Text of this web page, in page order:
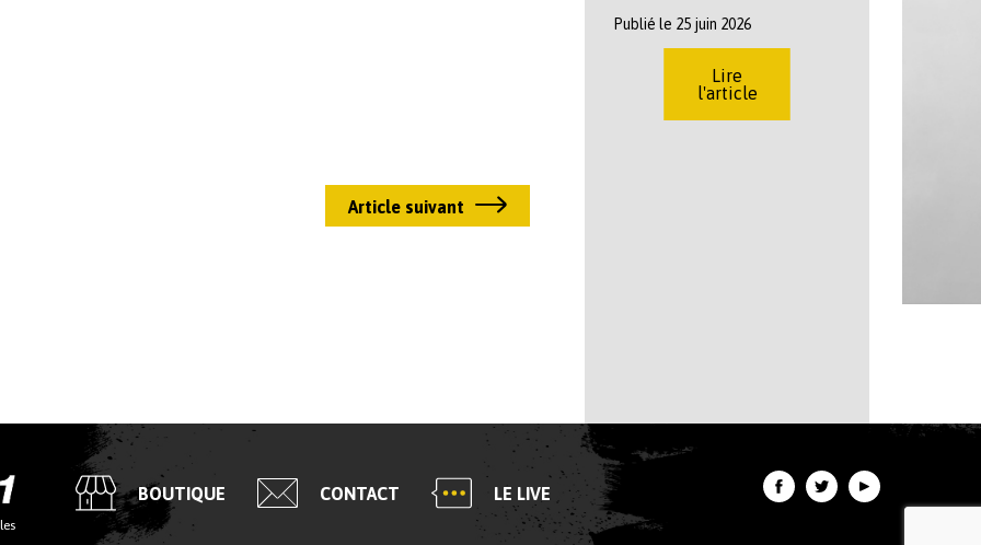
Article suivant
Publié le 25 juin 2026
Lire
l'article
LE LIVE
CONTACT
BOUTIQUE